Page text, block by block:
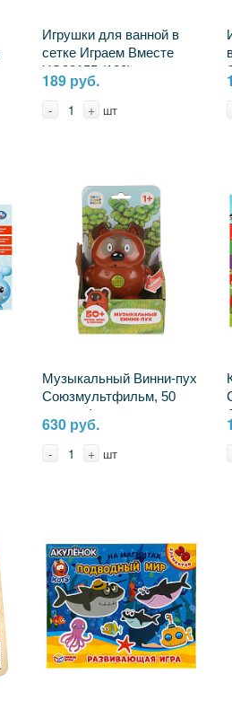
Игрушки для ванной в
сетке Играем Вместе
YG98155 (120)
189 руб.
- + шт
Музыкальный Винни-пух
Союзмультфильм, 50
песен, фраз героев,
звуков, свет Умка
HT1144-R
630 руб.
- + шт